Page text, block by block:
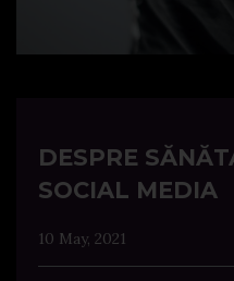
DESPRE
SOCIAL MEDIA
10 May, 2021